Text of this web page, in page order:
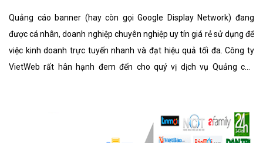
Quảng cáo banner (hay còn gọi Google Display Network) đang
được cá nhân, doanh nghiệp chuyên nghiệp uy tín giá rẻ sử dụng để
việc kinh doanh trực tuyến nhanh và đạt hiệu quả tối đa. Công ty
VietWeb rất hân hạnh đem đến cho quý vị dịch vụ Quảng cáo